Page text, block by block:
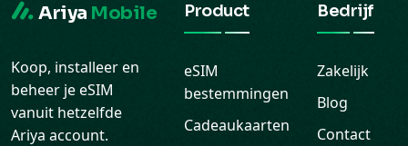
Ariya Mobile
Koop, installeer en
beheer je eSIM
vanuit hetzelfde
Ariya account.
Product
eSIM
bestemmingen
Cadeaukaarten
Bedrijf
Zakelijk
Blog
Contact